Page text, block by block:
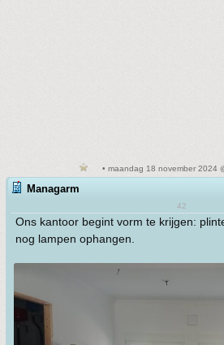
• maandag 18 november 2024
Managarm
42
Ons kantoor begint vorm te krijgen:
nog lampen ophangen.